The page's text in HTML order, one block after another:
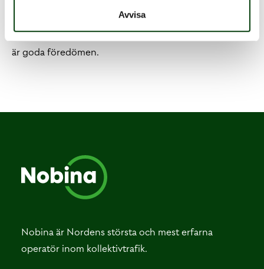
Avvisa
Vårt arbete präglas av ansvar, tillit och delaktighet. Vi
tar ansvar för vår egen och för företagets utveckling. Vi
är goda föredömen.
Nobina är Nordens största och mest erfarna
operatör inom kollektivtrafik.